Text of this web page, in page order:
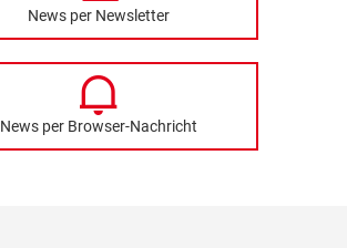
News per Newsletter
News per Browser-Nachricht